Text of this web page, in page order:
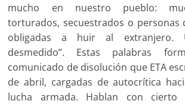
mucho en nuestro pueblo:
torturados, secuestrados o personas
obligadas a huir al extranjero.
desmedido”. Estas palabras
comunicado de disolución que ETA
de abril, cargadas de autocrítica
lucha armada. Hablan con